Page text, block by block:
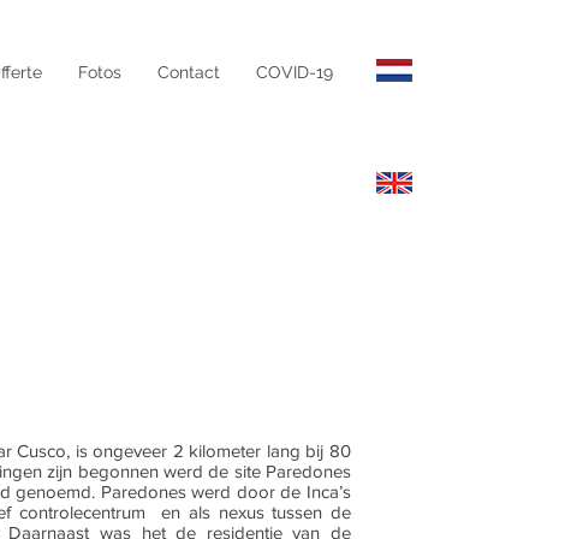
Fotos Contact COVID-19
Cusco, is ongeveer 2 kilometer lang bij 80
zijn begonnen werd de site Paredones
genoemd. Paredones werd door de Inca’s
controlecentrum en als nexus tussen de
was het de residentie van de